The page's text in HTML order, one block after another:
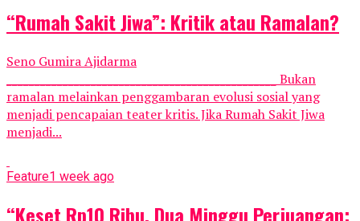
“Rumah Sakit Jiwa”: Kritik atau Ramalan?
Seno Gumira Ajidarma
________________________________________________ Bukan
ramalan melainkan penggambaran evolusi sosial yang
menjadi pencapaian teater kritis. Jika Rumah Sakit Jiwa
menjadi...
Feature1 week ago
“Keset Rp10 Ribu, Dua Minggu Perjuangan: